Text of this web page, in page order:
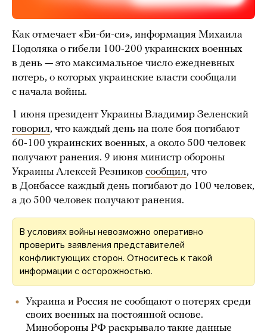
Как отмечает «Би-би-си», информация Михаила
Подоляка о гибели 100-200 украинских военных
в день — это максимальное число ежедневных
потерь, о которых украинские власти сообщали
с начала войны.
1 июня президент Украины Владимир Зеленский
говорил, что каждый день на поле боя погибают
60-100 украинских военных, а около 500 человек
получают ранения. 9 июня министр обороны
Украины Алексей Резников сообщил, что
в Донбассе каждый день погибают до 100 человек,
а до 500 человек получают ранения.
В условиях войны невозможно оперативно
проверить заявления представителей
конфликтующих сторон. Относитесь к такой
информации с осторожностью.
Украина и Россия не сообщают о потерях среди
своих военных на постоянной основе.
Минобороны РФ раскрывало такие данные